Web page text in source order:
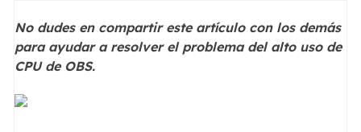
No dudes en compartir este artículo con los demás
para ayudar a resolver el problema del alto uso de
CPU de OBS.